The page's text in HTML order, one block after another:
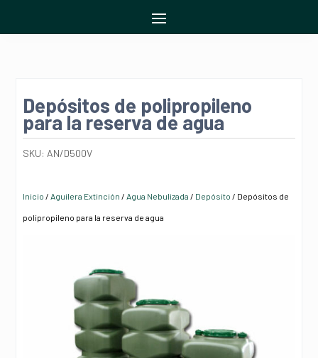
Depósitos de polipropileno
para la reserva de agua
SKU: AN/D500V
Inicio /Aguilera Extinción /Agua Nebulizada / Depósito / Depósitos de
polipropileno para la reserva de agua